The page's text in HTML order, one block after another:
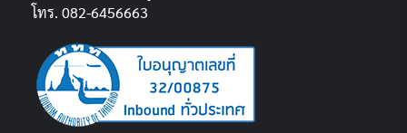
โทร. 082-6456663